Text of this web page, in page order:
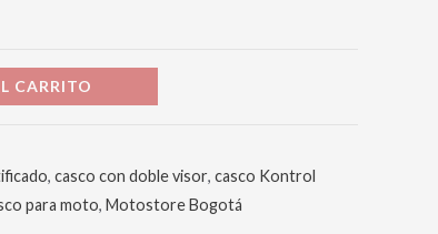
CARRITO
, casco con doble visor, casco Kontrol
para moto, Motostore Bogotá